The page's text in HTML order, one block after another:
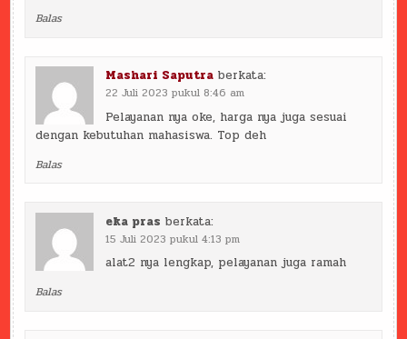
Balas
Mashari Saputra berkata:
22 Juli 2023 pukul 8:46 am
Pelayanan nya oke, harga nya juga sesuai
dengan kebutuhan mahasiswa. Top deh
Balas
eka pras berkata:
15 Juli 2023 pukul 4:13 pm
alat2 nya lengkap, pelayanan juga ramah
Balas